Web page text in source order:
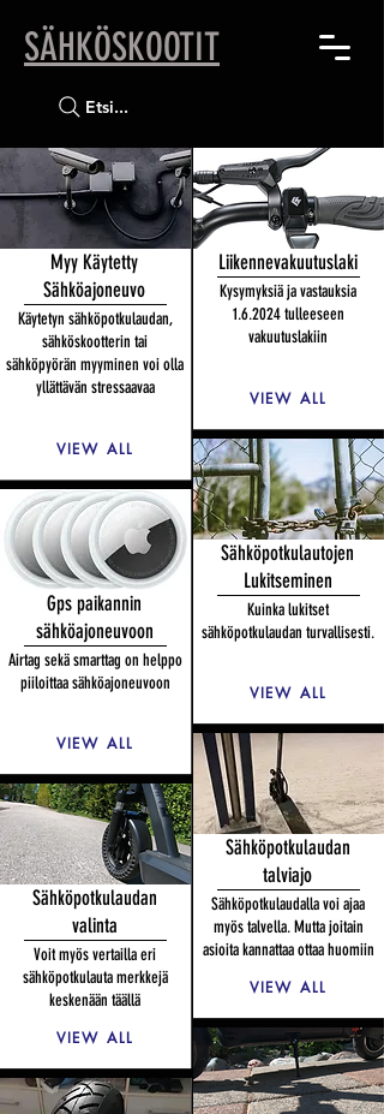
SÄHKÖSKOOTIT
Etsi...
Myy Käytetty
Sähköajoneuvo
Käytetyn sähköpotkulaudan,
sähköskootterin tai
sähköpyörän myyminen voi olla
yllättävän stressaavaa
VIEW ALL
Gps paikannin
sähköajoneuvoon
Airtag sekä smarttag on helppo
piiloittaa sähköajoneuvoon
VIEW ALL
Sähköpotkulaudan
valinta
Voit myös vertailla eri
sähköpotkulauta merkkejä
keskenään täällä
VIEW ALL
Liikennevakuutuslaki
Kysymyksiä ja vastauksia
1.6.2024 tulleeseen
vakuutuslakiin
VIEW ALL
Sähköpotkulautojen
Lukitseminen
Kuinka lukitset
sähköpotkulaudan turvallisesti.
VIEW ALL
Sähköpotkulaudan
talviajo
Sähköpotkulaudalla voi ajaa
myös talvella. Mutta joitain
asioita kannattaa ottaa huomiin
VIEW ALL